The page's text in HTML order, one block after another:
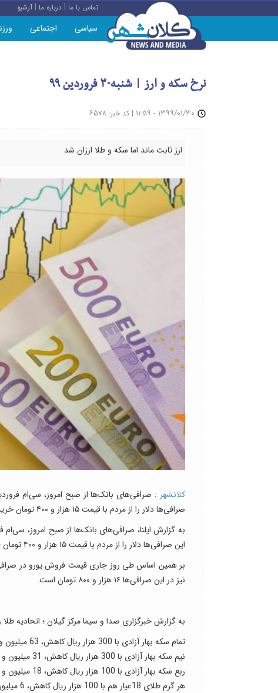
تماس با ما |درباره ما |آرشیو
سیاسی اجتماعی
نرخ سکه و ارز | شنبه۳۰ فروردین ۹۹
| کد خبر: ۶۵۷۸
ارز ثابت ماند اما سکه و طلا ارزان شد
کلانشهر
صرافی‌ها دلار را از مردم با قیمت ۱۵ هزار و ۴۰۰ تومان خریداری می‌کنند.
این صرافی‌ها دلار را از مردم با قیمت ۱۵ هزار و ۴۰۰ تومان خریداری می‌کنند.
نیز در این صرافی‌ها ۱۶ هزار و ۸۰۰ تومان است.
به گزارش خبرگزاری صدا و سیما مرکز گیلان ؛ اتحادیه
تمام سکه بهار آزادی با 300 هزار ریال کاهش، 63 میلیون و 700 ریال
نیم سکه بهار آزادی با 300 هزار ریال کاهش، 31 میلیون و 700 هزار ریال
ربع سکه بهار آزادی با 100 هزار ریال کاهش، 18 میلیون و 700 هزار ریال
هر گرم طلای 18عیار هم با 100 هزار ریال کاهش، 6 میلیون و 200 هزار ریال